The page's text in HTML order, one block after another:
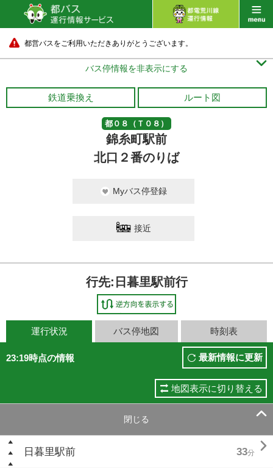
都営バスをご利用いただきありがとうございます。
バス停情報を非表示にする 
鉄道乗換え ルート図
都０８（Ｔ０８）
錦糸町駅前
北口２番のりば
Myバス停登録
接近
行先:日暮里駅前行
運行状況 バス停地図 時刻表
23:19時点の情報 最新情報に更新
地図表示に切り替える
閉じる 
日暮里駅前 33分 